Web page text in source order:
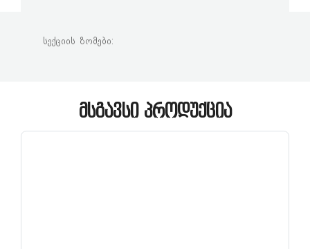
სექციის ზომები:
ᲛᲡᲒᲐᲕᲡᲘ ᲞᲠᲝᲓᲣᲥᲪᲘᲐ